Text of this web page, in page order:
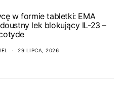
w formie tabletki: EMA
lek blokujący IL-23 –
29 LIPCA, 2026